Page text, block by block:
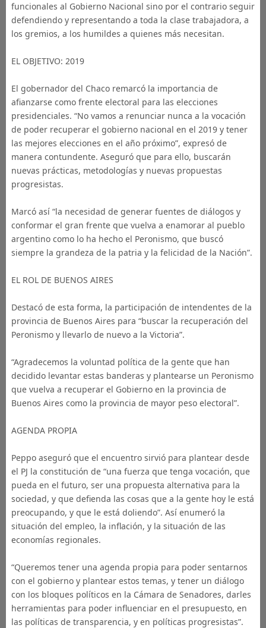
funcionales al Gobierno Nacional sino por el contrario seguir
defendiendo y representando a toda la clase trabajadora, a
los gremios, a los humildes a quienes más necesitan.
EL OBJETIVO: 2019
El gobernador del Chaco remarcó la importancia de
afianzarse como frente electoral para las elecciones
presidenciales. “No vamos a renunciar nunca a la vocación
de poder recuperar el gobierno nacional en el 2019 y tener
las mejores elecciones en el año próximo”, expresó de
manera contundente. Aseguró que para ello, buscarán
nuevas prácticas, metodologías y nuevas propuestas
progresistas.
Marcó así “la necesidad de generar fuentes de diálogos y
conformar el gran frente que vuelva a enamorar al pueblo
argentino como lo ha hecho el Peronismo, que buscó
siempre la grandeza de la patria y la felicidad de la Nación”.
EL ROL DE BUENOS AIRES
Destacó de esta forma, la participación de intendentes de la
provincia de Buenos Aires para “buscar la recuperación del
Peronismo y llevarlo de nuevo a la Victoria”.
“Agradecemos la voluntad política de la gente que han
decidido levantar estas banderas y plantearse un Peronismo
que vuelva a recuperar el Gobierno en la provincia de
Buenos Aires como la provincia de mayor peso electoral”.
AGENDA PROPIA
Peppo aseguró que el encuentro sirvió para plantear desde
el PJ la constitución de “una fuerza que tenga vocación, que
pueda en el futuro, ser una propuesta alternativa para la
sociedad, y que defienda las cosas que a la gente hoy le está
preocupando, y que le está doliendo”. Así enumeró la
situación del empleo, la inflación, y la situación de las
economías regionales.
“Queremos tener una agenda propia para poder sentarnos
con el gobierno y plantear estos temas, y tener un diálogo
con los bloques políticos en la Cámara de Senadores, darles
herramientas para poder influenciar en el presupuesto, en
las políticas de transparencia, y en políticas progresistas”.